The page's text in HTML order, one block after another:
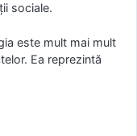
sociale.
este mult mai mult
Ea reprezintă